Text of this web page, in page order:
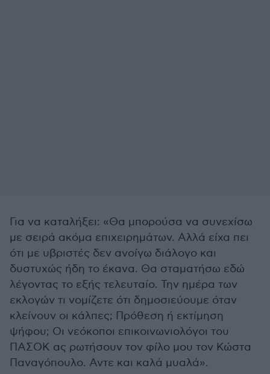
Για να καταλήξει: «Θα μπορούσα να συνεχίσω
με σειρά ακόμα επιχειρημάτων. Αλλά είχα πει
ότι με υβριστές δεν ανοίγω διάλογο και
δυστυχώς ήδη το έκανα. Θα σταματήσω εδώ
λέγοντας το εξής τελευταίο. Την ημέρα των
εκλογών τι νομίζετε ότι δημοσιεύουμε όταν
κλείνουν οι κάλπες; Πρόθεση ή εκτίμηση
ψήφου; Οι νεόκοποι επικοινωνιολόγοι του
ΠΑΣΟΚ ας ρωτήσουν τον φίλο μου τον Κώστα
Παναγόπουλο. Αντε και καλά μυαλά».